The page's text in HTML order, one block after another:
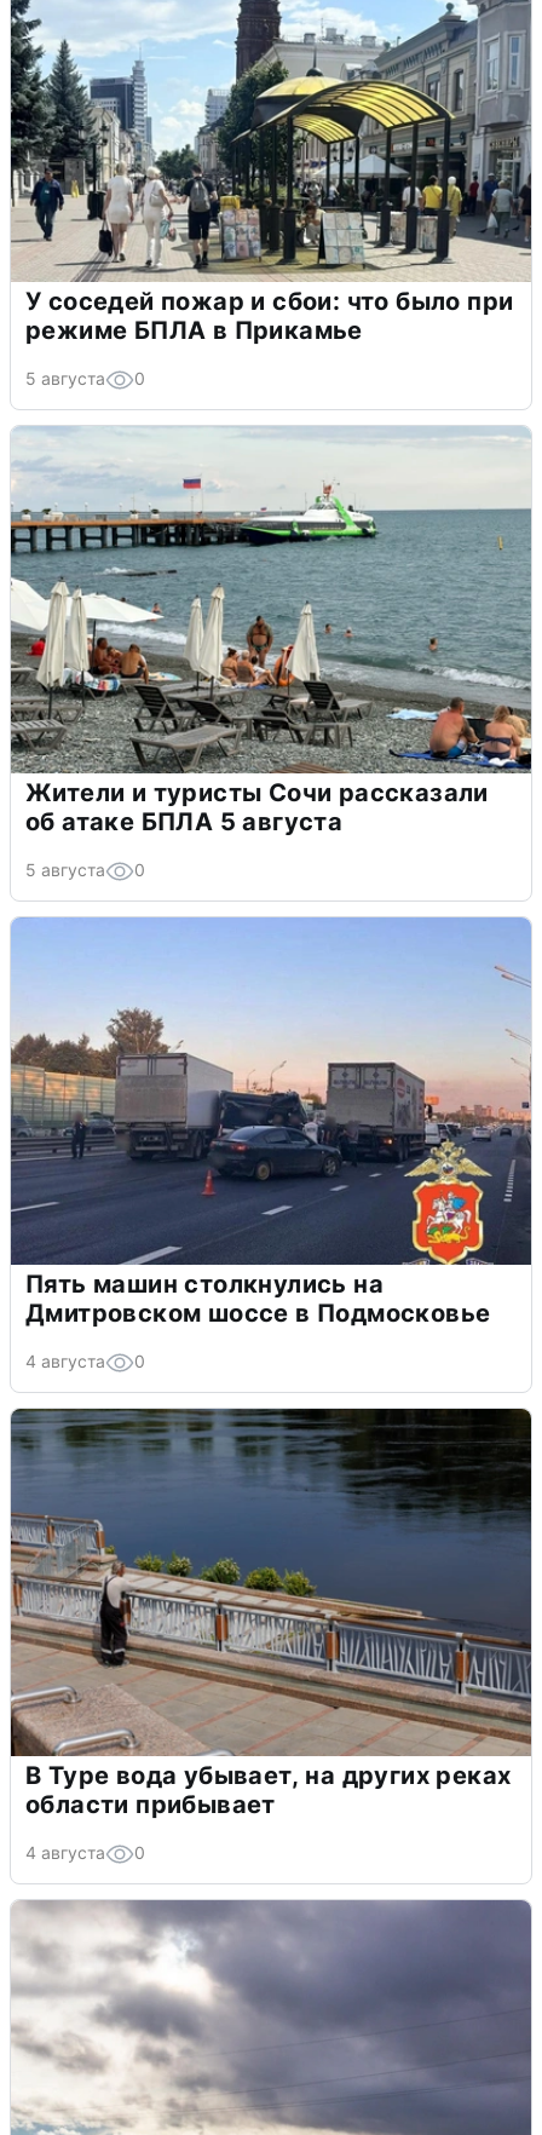
У соседей пожар и сбои: что было при
режиме БПЛА в Прикамье
5 августа 0
Жители и туристы Сочи рассказали
об атаке БПЛА 5 августа
5 августа 0
Пять машин столкнулись на
Дмитровском шоссе в Подмосковье
4 августа 0
В Туре вода убывает, на других реках
области прибывает
4 августа 0